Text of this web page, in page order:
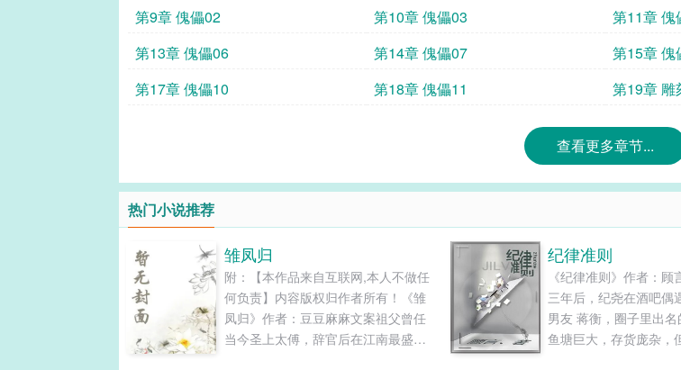
第9章 傀儡02
第10章 傀儡03 第11章 傀
第13章 傀儡06
第14章 傀儡07 第15章 傀
第17章 傀儡10
第18章 傀儡11 第19章 雕
查看更多章节...
热门小说推荐
雏凤归
附：【本作品来自互联网,本人不做任
何负责】内容版权归作者所有！《雏
凤归》作者：豆豆麻麻文案祖父曾任
当今圣上太傅，辞官后在江南最盛名
纪律准则
《纪律准则》作者：
三年后，纪尧在酒吧偶
男友 蒋衡，圈子里出名
鱼塘巨大，存货庞杂，